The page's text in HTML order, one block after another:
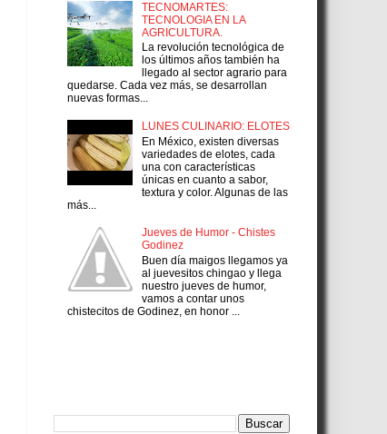
TECNOMARTES:
TECNOLOGIA EN LA
AGRICULTURA.
La revolución tecnológica de
los últimos años también ha
llegado al sector agrario para
quedarse. Cada vez más, se desarrollan
nuevas formas...
LUNES CULINARIO: ELOTES
En México, existen diversas
variedades de elotes, cada
una con características
únicas en cuanto a sabor,
textura y color. Algunas de las
más...
Jueves de Humor - Chistes
Godinez
Buen día maigos llegamos ya
al juevesitos chingao y llega
nuestro jueves de humor,
vamos a contar unos
chistecitos de Godinez, en honor ...